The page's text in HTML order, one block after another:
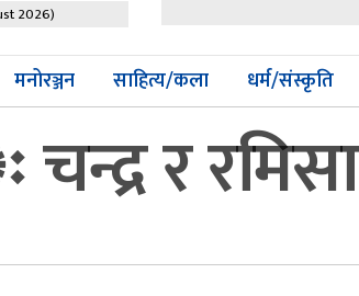
2026)
मनोरञ्जन साहित्य/कला धर्म/संस्कृति
र